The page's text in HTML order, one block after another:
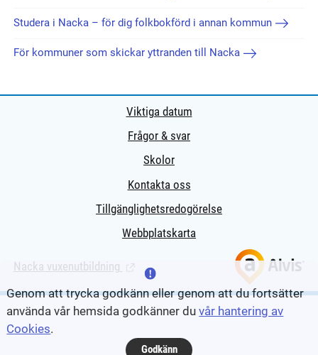
Studera i Nacka – för dig folkbokförd i annan kommun
För kommuner som skickar yttranden till Nacka
Viktiga datum
Frågor & svar
Skolor
Kontakta oss
Tillgänglighetsredogörelse
Webbplatskarta
Nacka vuxenutbildning (Länk till extern sida.)
Genom att trycka godkänn eller genom att du fortsätter
använda vår hemsida godkänner duvår hantering av
Cookies.
Godkänn